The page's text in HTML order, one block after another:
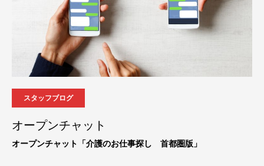
スタッフブログ
オープンチャット
オープンチャット「介護のお仕事探し 首都圏版」